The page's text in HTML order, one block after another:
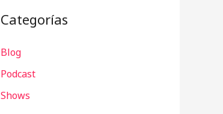
a
p
o
r
Categorías
Blog
Podcast
Shows